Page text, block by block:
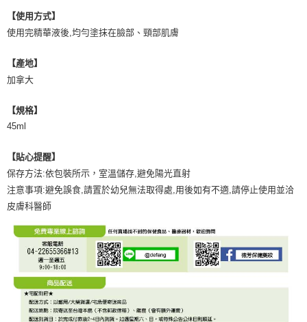
【使用方式】
使用完精華液後,均勻塗抹在臉部、頸部肌膚
【產地】
加拿大
【規格】
45ml
【貼心提醒】
保存方法:依包裝所示，室溫儲存,避免陽光直射
注意事項:避免誤食,請置於幼兒無法取得處,用後如有不適,請停止使用並洽
皮膚科醫師